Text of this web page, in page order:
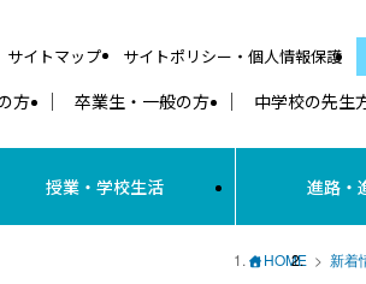
サイトマップ サイトポリシー・個人情報保護
方 卒業生・一般の方 中学校の先生
授業・学校生活 進路・
HOME 新着